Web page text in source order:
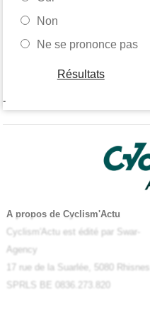
Non
Ne se prononce pas
Résultats
-
A propos de Cyclism'Actu
Cyclism'Actu est édité par Swar-
Agency
17 rue de la Suarlée, 5080 Rhisnes
SPRLS BE 0836.273.820